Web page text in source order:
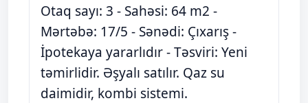
Otaq sayı: 3 - Sahəsi: 64 m2 -
Mərtəbə: 17/5 - Sənədi: Çıxarış -
İpotekaya yararlıdır - Təsviri: Yeni
təmirlidir. Əşyalı satılır. Qaz su
daimidir, kombi sistemi.